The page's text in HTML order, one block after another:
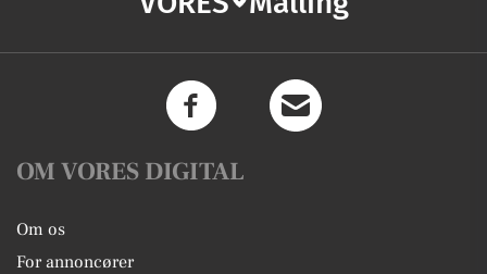
OM VORES DIGITAL
Om os
For annoncører